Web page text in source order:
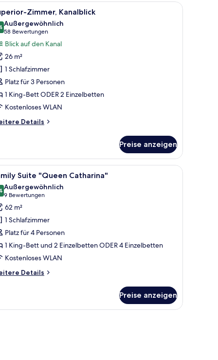
Kronleuchter.
zwei Nachttischen mit Lampen, einem Sessel und einem Gemälde an der
Ein Hotelzimmer mit einem großen Bett,
6 Zimmer, Kanalblick
von 10
Außergewöhnlich
58 Bewertungen
(58
Bewertungen)
Blick auf den Kanal
26 m²
1 Schlafzimmer
Platz für 3 Personen
1 King-Bett ODER 2 Einzelbetten
Kostenloses WLAN
Details
Preise anzeigen
Chandelierleuchtre und Kunstwerken an den Wänden.
einem kleinen Tisch, einer Bank, einer Chandelierleuchtre und
Family Suite "Queen Catharina" |
6 Suite "Queen Catharina"
von 10
Außergewöhnlich
9 Bewertungen
(9
Bewertungen)
62 m²
1 Schlafzimmer
Platz für 4 Personen
1 King-Bett und 2 Einzelbetten ODER 4 Einzelbetten
Kostenloses WLAN
Details
Preise anzeigen